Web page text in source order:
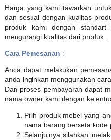
Harga yang kami tawarkan
dan sesuai dengan kualitas
produk kami dengan
mengurangi kualitas dari produk.
Cara Pemesanan :
Anda dapat melakukan
anda inginkan menggunakan
Dan proses pembayaran dapat
nama owner kami dengan
Pilih produk mebel yang
nama barang berseta kode
Selanjutnya silahkan